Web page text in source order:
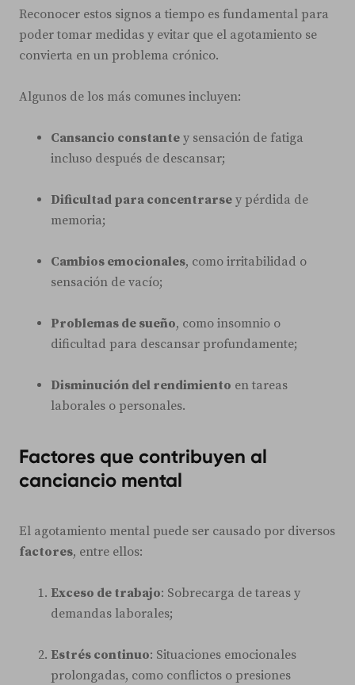
Reconocer estos signos a tiempo es fundamental para
poder tomar medidas y evitar que el agotamiento se
convierta en un problema crónico.
Algunos de los más comunes incluyen:
Cansancio constante y sensación de fatiga
incluso después de descansar;
Dificultad para concentrarse y pérdida de
memoria;
Cambios emocionales, como irritabilidad o
sensación de vacío;
Problemas de sueño, como insomnio o
dificultad para descansar profundamente;
Disminución del rendimiento en tareas
laborales o personales.
Factores que contribuyen al
canciancio mental
El agotamiento mental puede ser causado por diversos
factores, entre ellos:
Exceso de trabajo: Sobrecarga de tareas y
demandas laborales;
Estrés continuo: Situaciones emocionales
prolongadas, como conflictos o presiones